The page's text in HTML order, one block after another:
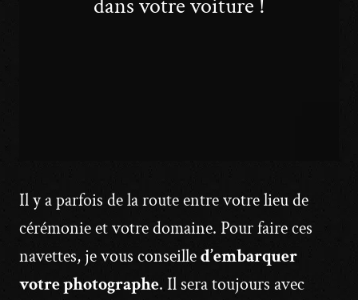
dans votre voiture !
Il y a parfois de la route entre votre lieu de
cérémonie et votre domaine. Pour faire ces
navettes, je vous conseilled’embarquer
votre photographe. Il sera toujours avec